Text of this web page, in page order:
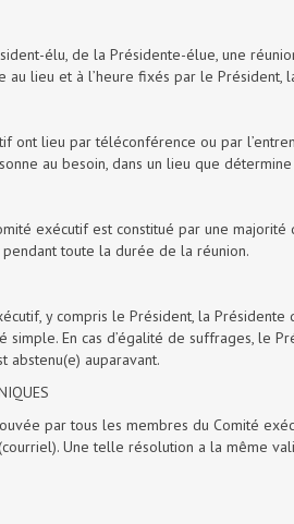
élu, de la Présidente-élue, une
au lieu et à l’heure fixés par le Président,
ont lieu par téléconférence ou par
au besoin, dans un lieu que
exécutif est constitué par une
toute la durée de la réunion.
y compris le Président, la Présidente
En cas d’égalité de suffrages, le
abstenu(e) auparavant.
par tous les membres du Comité
Une telle résolution a la même